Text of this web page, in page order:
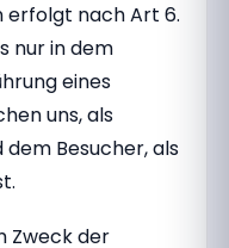
erfolgt nach Art 6.
nur in dem
eines
uns, als
Besucher, als
Zweck der